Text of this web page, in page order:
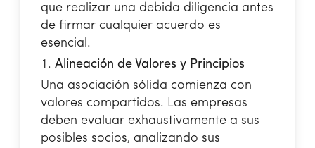
que realizar una debida diligencia antes
de firmar cualquier acuerdo es
esencial.
Alineación de Valores y Principios
Una asociación sólida comienza con
valores compartidos. Las empresas
deben evaluar exhaustivamente a sus
posibles socios, analizando sus